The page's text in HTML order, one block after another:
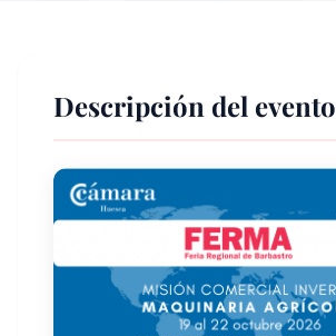
Descripción del evento